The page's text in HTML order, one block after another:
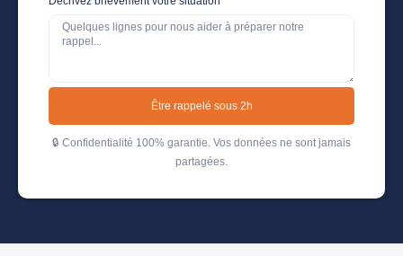
Être rappelé sous 2h
🔒 Confidentialité 100% garantie. Vos données ne sont jamais
partagées.